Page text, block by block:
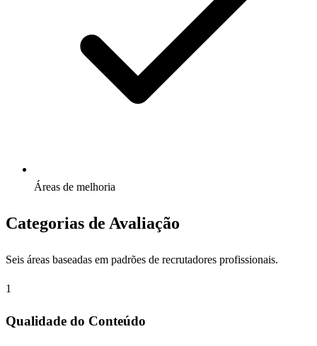
Áreas de melhoria
Categorias de Avaliação
Seis áreas baseadas em padrões de recrutadores profissionais.
1
Qualidade do Conteúdo